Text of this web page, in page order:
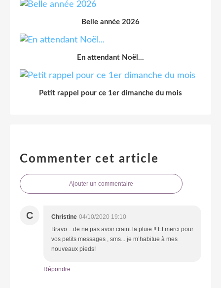
Belle année 2026
En attendant Noël...
Petit rappel pour ce 1er dimanche du mois
Commenter cet article
Ajouter un commentaire
C Christine 04/10/2020 19:10
Bravo ...de ne pas avoir craint la pluie !! Et merci pour
vos petits messages , sms... je m’habitue à mes
nouveaux pieds!
Répondre